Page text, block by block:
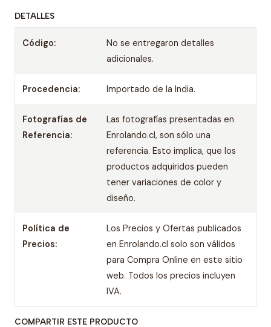
DETALLES
Código:
No se entregaron detalles
adicionales.
Procedencia: Importado de la India.
Fotografías de
Referencia:
Las fotografías presentadas en
Enrolando.cl, son sólo una
referencia. Esto implica, que los
productos adquiridos pueden
tener variaciones de color y
diseño.
Política de
Precios:
Los Precios y Ofertas publicados
en Enrolando.cl solo son válidos
para Compra Online en este sitio
web. Todos los precios incluyen
IVA.
COMPARTIR ESTE PRODUCTO